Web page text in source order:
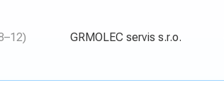
GRMOLEC servis s.r.o.